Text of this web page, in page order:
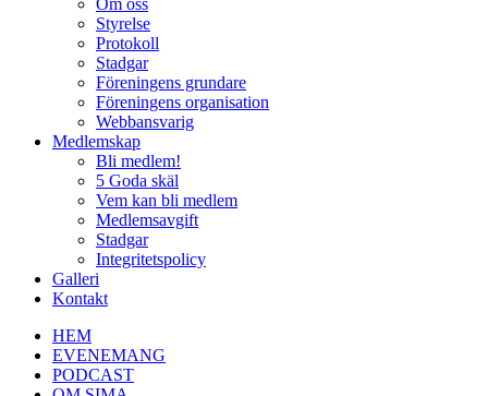
Om oss
Styrelse
Protokoll
Stadgar
Föreningens grundare
Föreningens organisation
Webbansvarig
Medlemskap
Bli medlem!
5 Goda skäl
Vem kan bli medlem
Medlemsavgift
Stadgar
Integritetspolicy
Galleri
Kontakt
HEM
EVENEMANG
PODCAST